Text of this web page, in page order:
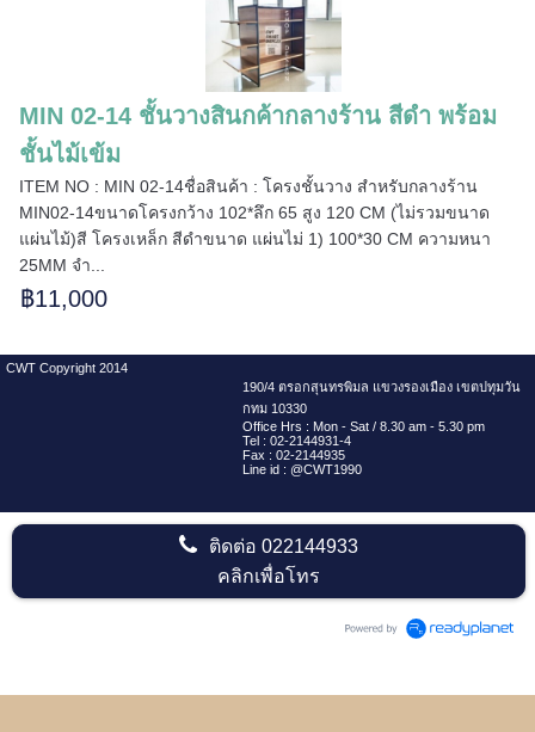
MIN 02-14 ชั้นวางสินกค้ากลางร้าน สีดำ พร้อม
ชั้นไม้เข้ม
ITEM NO : MIN 02-14ชื่อสินค้า : โครงชั้นวาง สำหรับกลางร้าน
MIN02-14ขนาดโครงกว้าง 102*ลึก 65 สูง 120 CM (ไม่รวมขนาด
แผ่นไม้)สี โครงเหล็ก สีดำขนาด แผ่นไม่ 1) 100*30 CM ความหนา
25MM จำ...
฿11,000
CWT Copyright 2014
190/4 ตรอกสุนทรพิมล แขวงรองเมือง เขตปทุมวัน
กทม 10330
Office Hrs : Mon - Sat / 8.30 am - 5.30 pm
Tel : 02-2144931-4
Fax : 02-2144935
Line id : @CWT1990
ติดต่อ 022144933
คลิกเพื่อโทร